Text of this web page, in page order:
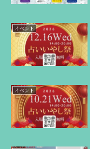
イベント
イベント